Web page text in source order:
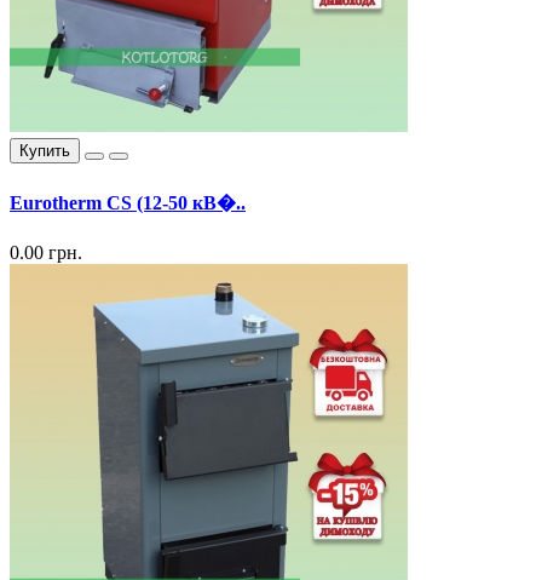
Купить
Eurotherm CS (12-50 кВ�..
0.00 грн.